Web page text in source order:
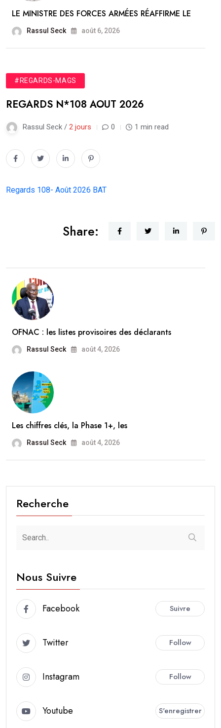
LE MINISTRE DES FORCES ARMÉES RÉAFFIRME LE
Rassul Seck août 6, 2026
#REGARDS-MAGS
REGARDS N*108 AOUT 2026
Rassul Seck / 2 jours 0 1 min read
Regards 108- Août 2026 BAT
Share:
OFNAC : les listes provisoires des déclarants
Rassul Seck août 4, 2026
Les chiffres clés, la Phase 1+, les
Rassul Seck août 4, 2026
Recherche
Nous Suivre
Facebook Suivre
Twitter Follow
Instagram Follow
Youtube S'enregistrer